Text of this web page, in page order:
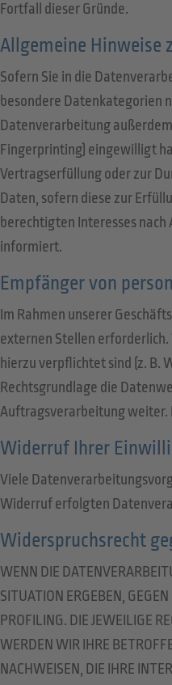
Fortfall dieser Gründe.
Allgemeine Hinweise
Sofern Sie in die
besondere Datenkategorien
Datenverarbeitung
Fingerprinting) eingewilligt
Vertragserfüllung oder zur
Daten, sofern diese zur
berechtigten Interesses nach
informiert.
Empfänger von
Im Rahmen unserer
externen Stellen
hierzu verpflichtet sind (z. B.
Rechtsgrundlage die
Auftragsverarbeitung weiter.
Widerruf Ihrer
Viele
Widerruf erfolgten
Widerspruchsrecht
WENN DIE
SITUATION ERGEBEN,
PROFILING. DIE JEWEILIGE
WERDEN WIR IHRE
NACHWEISEN, DIE IHRE